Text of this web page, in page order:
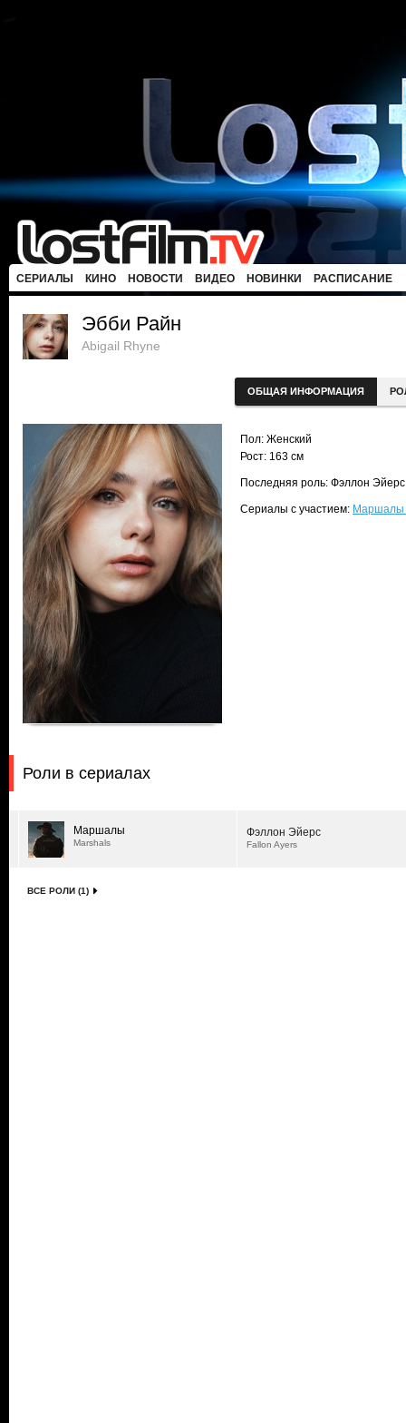
СЕРИАЛЫ КИНО НОВОСТИ ВИДЕО НОВИНКИ РАСПИСАНИЕ
Эбби Райн
Abigail Rhyne
ОБЩАЯ ИНФОРМАЦИЯ
Пол: Женский
Рост: 163 см
Последняя роль: Фэллон
Сериалы с участием: Маршалы
Роли в сериалах
Маршалы
Marshals
Фэллон Эйерс
Fallon Ayers
ВСЕ РОЛИ (1)